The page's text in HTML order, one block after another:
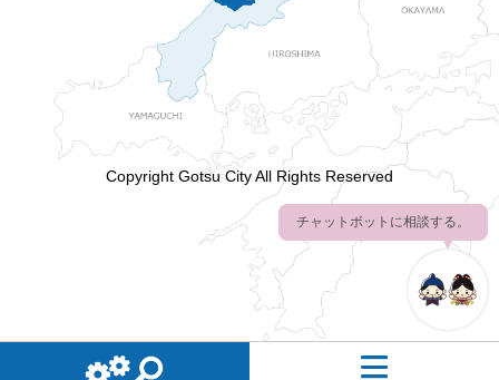
Copyright Gotsu City All Rights Reserved
チャットボットに相談する。